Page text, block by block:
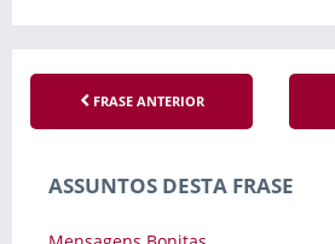
FRASE ANTERIOR
ASSUNTOS DESTA FRASE